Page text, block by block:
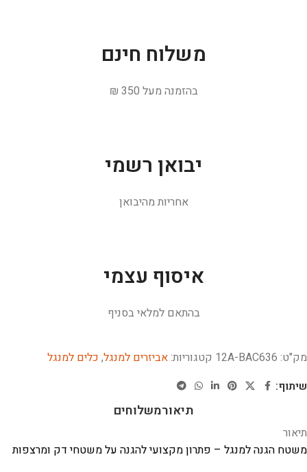
משלוח חינם
בהזמנה מעל 350 ₪
יבואן רשמי
אחריות מהיבואן
איסוף עצמי
בהתאם למלאי בסניף
מק"ט: 12A-BAC636 קטגוריות:אביזרים למנגל, כלים למנגל
שיתוף:
תיאורמשלוחים
תיאור
משטח הגנה למנגל – פתרון מקצועי להגנה על משטחי דק ומרצפות